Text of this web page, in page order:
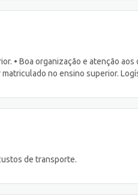
• Boa organização e atenção
no ensino superior.
de transporte.